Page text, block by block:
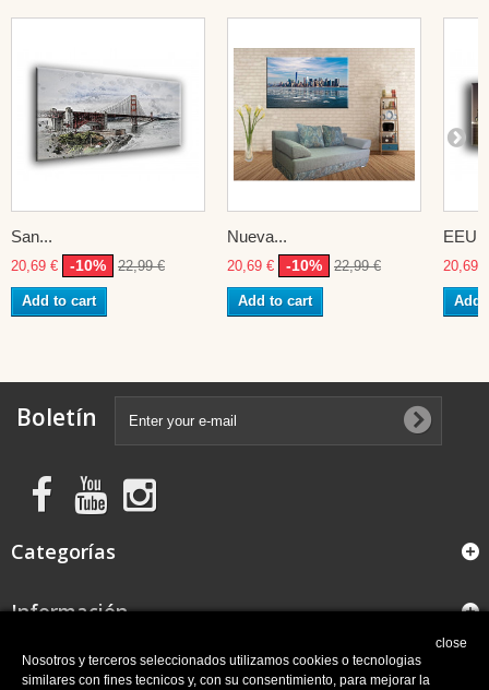
San...
20,69 € -10% 22,99 €
Add to cart
Nueva...
20,69 € -10% 22,99 €
Add to cart
20,69 €
Add
Boletín
Categorías
Información
close
Nosotros y terceros seleccionados utilizamos cookies o tecnologias
similares con fines tecnicos y, con su consentimiento, para mejorar la